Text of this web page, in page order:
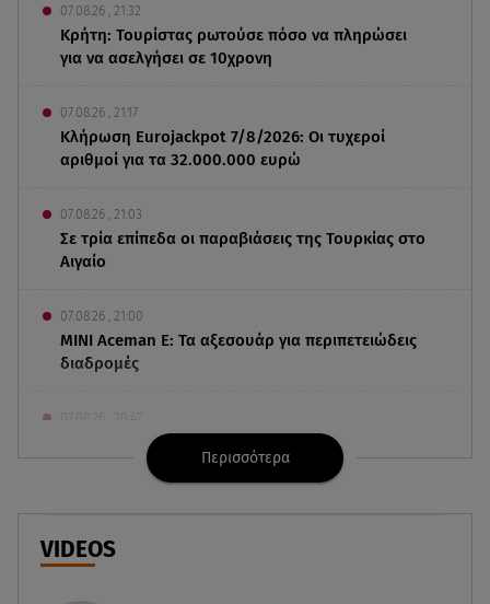
07.08.26 , 21:32
Κρήτη: Τουρίστας ρωτούσε πόσο να πληρώσει
για να ασελγήσει σε 10χρονη
07.08.26 , 21:17
Κλήρωση Eurojackpot 7/8/2026: Οι τυχεροί
αριθμοί για τα 32.000.000 ευρώ
07.08.26 , 21:03
Σε τρία επίπεδα οι παραβιάσεις της Τουρκίας στο
Αιγαίο
07.08.26 , 21:00
MINI Aceman E: Τα αξεσουάρ για περιπετειώδεις
διαδρομές
Χανιά: Νεκρή βρέθηκε αγνοούμενη - Ξέφυγε από
αστυνομικούς που την εντόπισαν
07.08.26 , 20:18
Μυστράς: Κρίσιμος για το κατηγορητήριο ο
χρόνος θανάτου του 90χρονου
Περισσότερα
VIDEOS